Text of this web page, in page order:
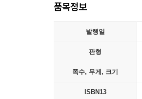
품목정보
발행일
판형
쪽수, 무게, 크기
ISBN13